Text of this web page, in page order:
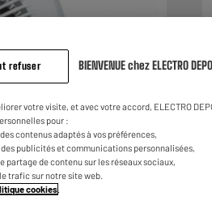
refuser BIENVENUE chez ELECTRO
votre visite, et avec votre accord, ELECTRO
pour :
contenus adaptés à vos préférences,
publicités et communications personnalisées,
partage de contenu sur les réseaux sociaux,
trafic sur notre site web.
cookies